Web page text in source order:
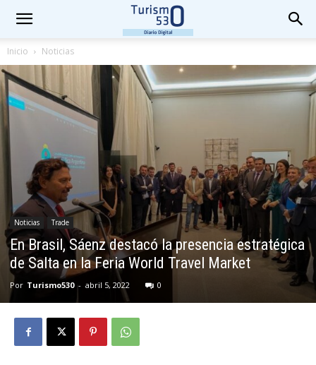
Inicio Noticias
Noticias Trade
En Brasil, Sáenz destacó la presencia estratégica
de Salta en la Feria World Travel Market
Por Turismo530 - abril 5, 2022 0